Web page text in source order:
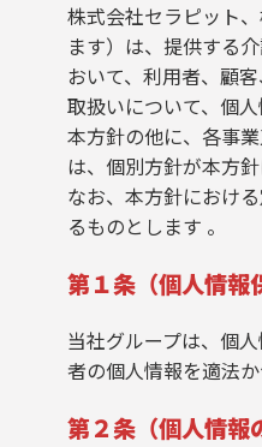
株式会社セラピット
ます）は、提供する
おいて、利用者、顧
取扱いについて、個
本方針の他に、各事
は、個別方針が本方
なお、本方針におけ
るものとします 。
第１条（個人情報
当社グループは、個
者の個人情報を適法か
第２条（個人情報